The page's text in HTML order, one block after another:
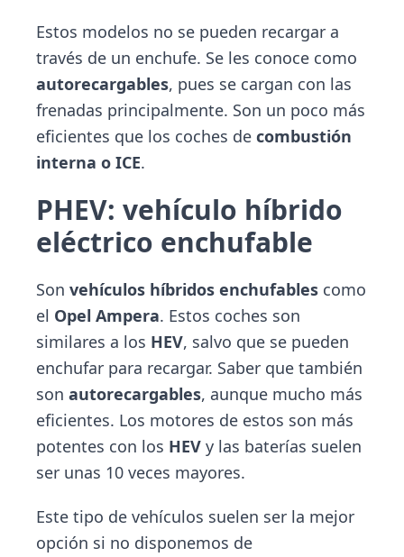
Estos modelos no se pueden recargar a
través de un enchufe. Se les conoce como
autorecargables, pues se cargan con las
frenadas principalmente. Son un poco más
eficientes que los coches de combustión
interna o ICE.
PHEV: vehículo híbrido
eléctrico enchufable
Son vehículos híbridos enchufables como
el Opel Ampera. Estos coches son
similares a los HEV, salvo que se pueden
enchufar para recargar. Saber que también
son autorecargables, aunque mucho más
eficientes. Los motores de estos son más
potentes con los HEV y las baterías suelen
ser unas 10 veces mayores.
Este tipo de vehículos suelen ser la mejor
opción si no disponemos de